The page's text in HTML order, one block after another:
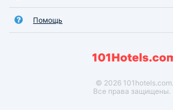
Помощь
© 2026 101hotels.com.
Все права защищены.